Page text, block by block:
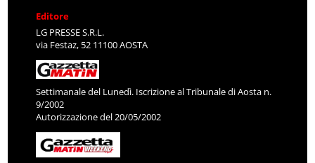
Editore
LG PRESSE S.R.L.
via Festaz, 52 11100 AOSTA
Settimanale del Lunedì. Iscrizione al Tribunale di Aosta n.
9/2002
Autorizzazione del 20/05/2002